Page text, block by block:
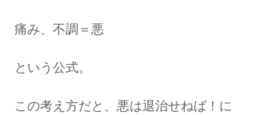
痛み、不調＝悪
という公式。
この考え方だと、悪は退治せねば！に